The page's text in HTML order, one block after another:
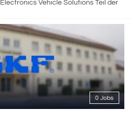
Vehicle Solutions Teil der
Der Konzern entwickelt und
Motto „Bright Minds, Bright
modernsten Fertigungstechnologien
und Elektronikmodule für
Zu den Top-Produkten zählen
Komplett-LED-Systeme. Die
über insgesamt zwölf Standorte, die in
Produktion intelligent vernetzt
der Konzern rund 10.000
einen Gesamtumsatz von
der Unternehmensvision
0 Jobs